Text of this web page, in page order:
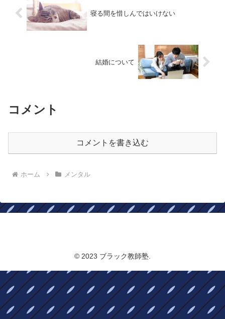
寝る間を惜しんではいけない
結婚について
コメント
コメントを書き込む
ホーム メンタル
© 2023 ブラック教師塾.